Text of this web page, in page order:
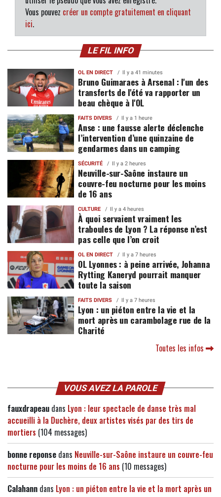
Vous pouvez créer un compte gratuitement en cliquant
ici.
LE FIL INFO
OL EN DIRECT Il y a 41 minutes
Bruno Guimaraes à Arsenal : l'un des
transferts de l'été va rapporter un
beau chèque à l'OL
FAITS DIVERS Il y a 1 heure
Anse : une fausse alerte déclenche
l’intervention d’une quinzaine de
gendarmes dans un camping
SÉCURITÉ Il y a 2 heures
Neuville-sur-Saône instaure un
couvre-feu nocturne pour les moins
de 16 ans
CULTURE Il y a 4 heures
À quoi servaient vraiment les
traboules de Lyon ? La réponse n’est
pas celle que l’on croit
OL EN DIRECT Il y a 7 heures
OL Lyonnes : à peine arrivée, Johanna
Rytting Kaneryd pourrait manquer
toute la saison
FAITS DIVERS Il y a 7 heures
Lyon : un piéton entre la vie et la
mort après un carambolage rue de la
Charité
Toutes les infos
VOUS AVEZ LA PAROLE
fauxdrapeau dans Lyon : leur spectacle de danse très mal
accueilli à la Duchère, deux artistes visés par des tirs de
mortiers (104 messages)
bonne reponse dans Neuville-sur-Saône instaure un couvre-feu
nocturne pour les moins de 16 ans (10 messages)
Calahann dans Lyon : un piéton entre la vie et la mort après un